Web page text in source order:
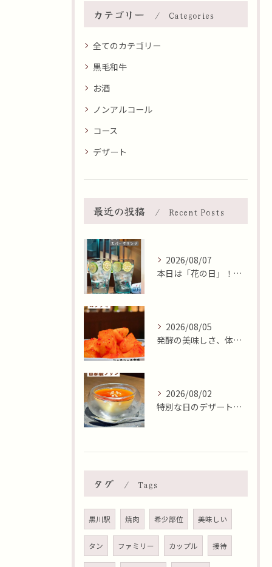
カテゴリー Categories
全てのカテゴリー
黒毛和牛
お酒
ノンアルコール
コース
デザート
最近の投稿 Recent Posts
2026/08/07
本日は「花の日」！そんな日に、焼肉 牛炭の桜ユッケで華やかに...
2026/08/05
発酵の美味しさ、体験しませんか？🧄
2026/08/02
特別な日のデザートはいかがですか🍮✨？本日8月2日はおやつの...
タグ Tags
黒川駅 焼肉 希少部位 美味しい
タン ファミリー カップル 接待